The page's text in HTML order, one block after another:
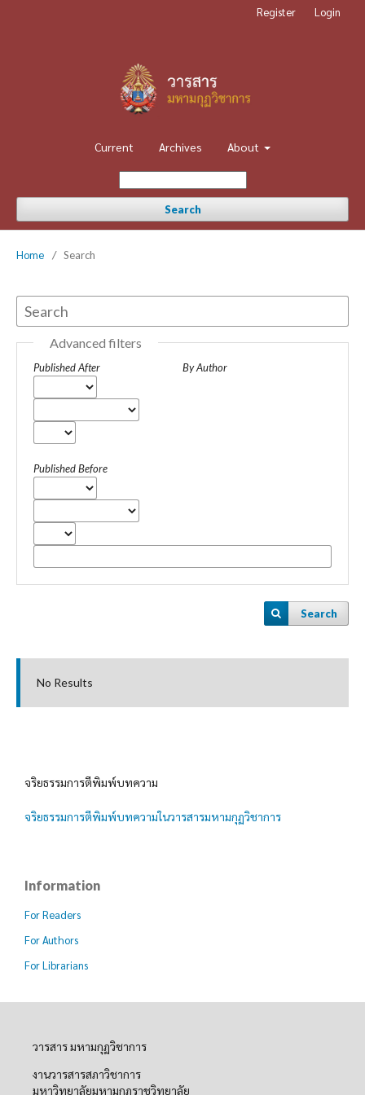
Current Archives About
Search
Register Login
Home / Search
Advanced filters
Published After
Published Before
By Author
Search
No Results
จริยธรรมการตีพิมพ์บทความ
จริยธรรมการตีพิมพ์บทความในวารสารมหามกุฏวิชาการ
Information
For Readers
For Authors
For Librarians
วารสาร มหามกุฏวิชาการ
งานวารสารสภาวิชาการ
มหาวิทยาลัยมหามกุฏราชวิทยาลัย